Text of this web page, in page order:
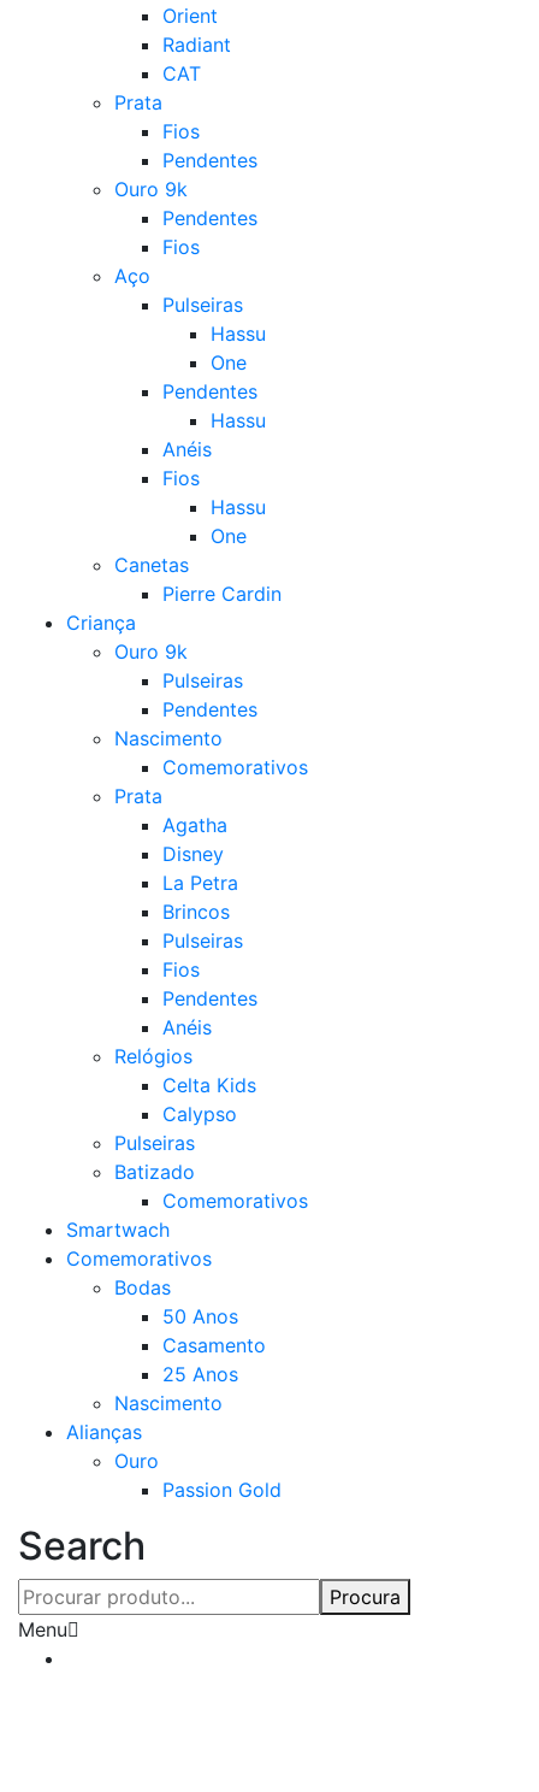
Orient
Radiant
CAT
Prata
Fios
Pendentes
Ouro 9k
Pendentes
Fios
Aço
Pulseiras
Hassu
One
Pendentes
Hassu
Anéis
Fios
Hassu
One
Canetas
Pierre Cardin
Criança
Ouro 9k
Pulseiras
Pendentes
Nascimento
Comemorativos
Prata
Agatha
Disney
La Petra
Brincos
Pulseiras
Fios
Pendentes
Anéis
Relógios
Celta Kids
Calypso
Pulseiras
Batizado
Comemorativos
Smartwach
Comemorativos
Bodas
50 Anos
Casamento
25 Anos
Nascimento
Alianças
Ouro
Passion Gold
Search
Procura
Menu